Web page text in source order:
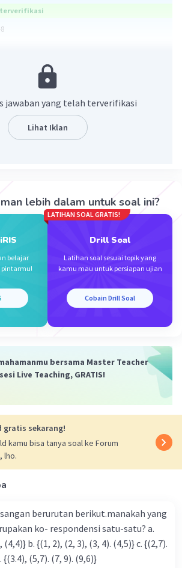
terverifikasi
05:38
terverifikasi
(0 Balas
jawaban yang telah terverifikasi
Lihat Iklan
lebih dalam untuk soal ini?
belajar
pintarmu!
LATIHAN SOAL GRATIS!
Drill Soal
Latihan soal sesuai topik yang
kamu mau untuk persiapan ujian
Cobain Drill Soal
bersama Master Teacher
Live Teaching, GRATIS!
gratis sekarang!
kamu bisa tanya soal ke Forum
lho.
berurutan berikut.manakah yang
satu-satu? a.
(4,5)} c. {(2,7).
(6,9). (8,7)} d. {(3.4), (5,7). (7, 9). (9,6)}